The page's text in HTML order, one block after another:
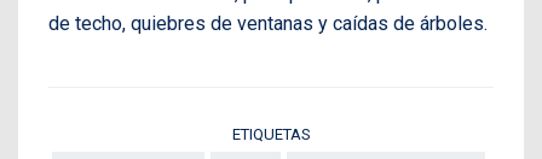
de techo, quiebres de ventanas y caídas de árboles.
ETIQUETAS